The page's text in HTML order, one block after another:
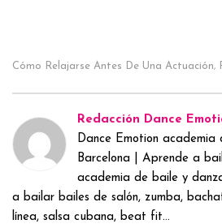
Cómo Relajarse Antes De Una Actuación,
Redacción Dance
Dance Emotion
Barcelona | Aprende a
academia de baile y
a bailar bailes de salón, zumba,
línea, salsa cubana, beat fit...